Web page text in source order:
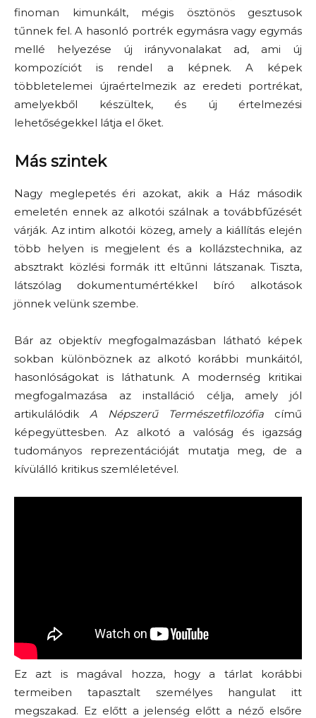
finoman kimunkált, mégis ösztönös gesztusok
tűnnek fel. A hasonló portrék egymásra vagy egymás
mellé helyezése új irányvonalakat ad, ami új
kompozíciót is rendel a képnek. A képek
többletelemei újraértelmezik az eredeti portrékat,
amelyekből készültek, és új értelmezési
lehetőségekkel látja el őket.
Más szintek
Nagy meglepetés éri azokat, akik a Ház második
emeletén ennek az alkotói szálnak a továbbfűzését
várják. Az intim alkotói közeg, amely a kiállítás elején
több helyen is megjelent és a kollázstechnika, az
absztrakt közlési formák itt eltűnni látszanak. Tiszta,
látszólag dokumentumértékkel bíró alkotások
jönnek velünk szembe.
Bár az objektív megfogalmazásban látható képek
sokban különböznek az alkotó korábbi munkáitól,
hasonlóságokat is láthatunk. A modernség kritikai
megfogalmazása az installáció célja, amely jól
artikulálódik A Népszerű Természetfilozófia című
képegyüttesben. Az alkotó a valóság és igazság
tudományos reprezentációját mutatja meg, de a
kívülálló kritikus szemléletével.
Ez azt is magával hozza, hogy a tárlat korábbi
termeiben tapasztalt személyes hangulat itt
megszakad. Ez előtt a jelenség előtt a néző elsőre